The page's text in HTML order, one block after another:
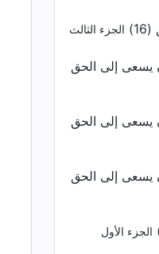
الجزء الثالث
يسعى إلى الحق
يسعى إلى الحق
يسعى إلى الحق
الجزء الأول